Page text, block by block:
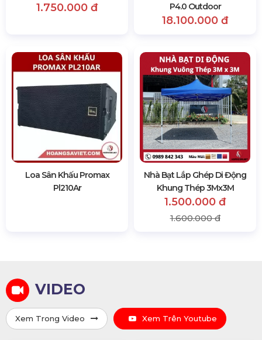
1.750.000 đ
P4.0 Outdoor
18.100.000 đ
Loa Sân Khấu Promax
Pl210Ar
Nhà Bạt Lắp Ghép Di Động
Khung Thép 3Mx3M
1.500.000 đ
1.600.000 đ
VIDEO
Xem Trong Video Xem Trên Youtube